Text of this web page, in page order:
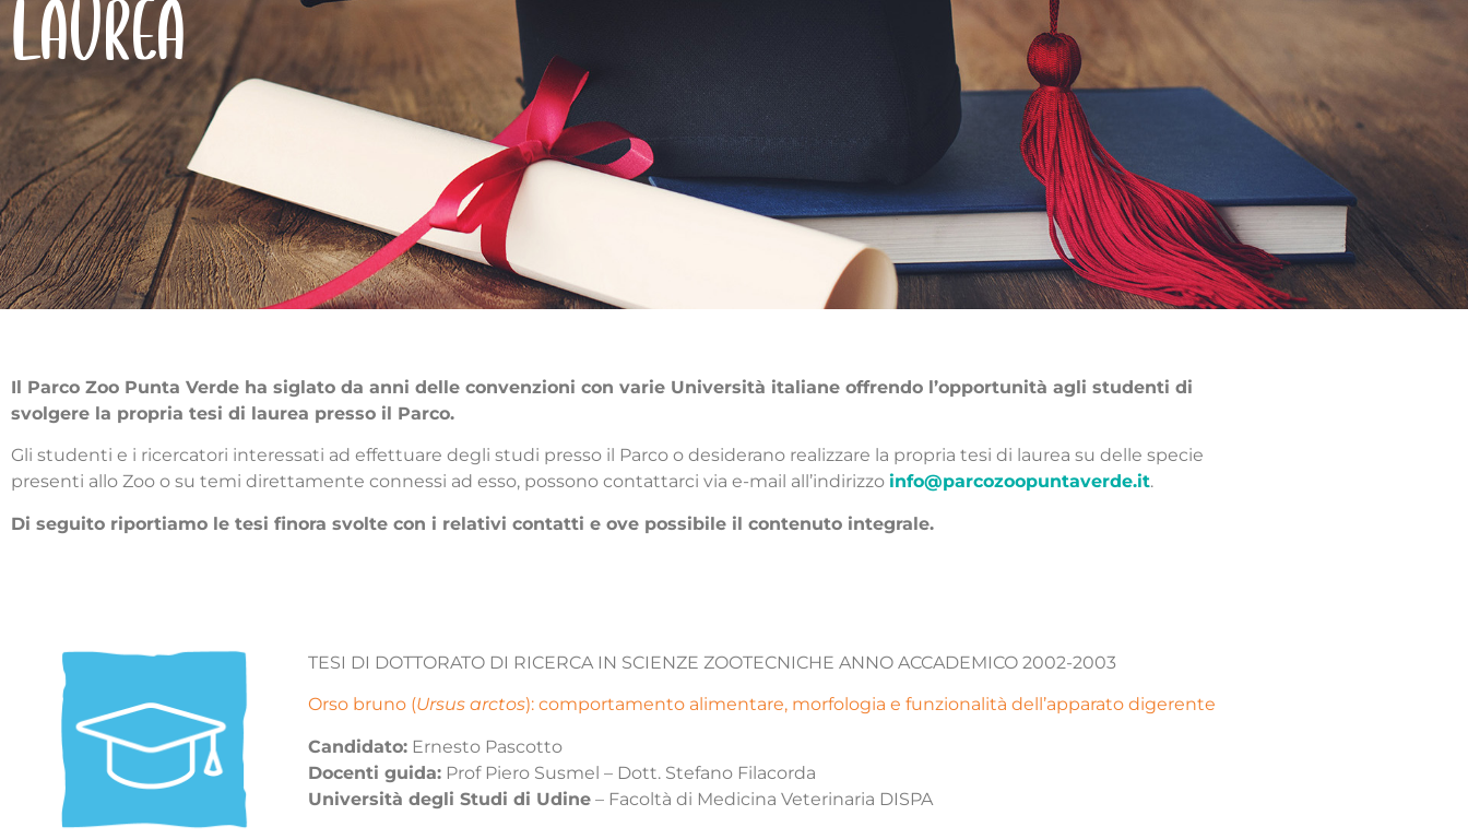
LAUREA
Il Parco Zoo Punta Verde ha siglato da anni delle convenzioni con varie Università italiane offrendo l’opportunità agli studenti di
svolgere la propria tesi di laurea presso il Parco.
Gli studenti e i ricercatori interessati ad effettuare degli studi presso il Parco o desiderano realizzare la propria tesi di laurea su delle specie
presenti allo Zoo o su temi direttamente connessi ad esso, possono contattarci via e-mail all’indirizzo info@parcozoopuntaverde.it.
Di seguito riportiamo le tesi finora svolte con i relativi contatti e ove possibile il contenuto integrale.
TESI DI DOTTORATO DI RICERCA IN SCIENZE ZOOTECNICHE ANNO ACCADEMICO 2002-2003
Orso bruno (Ursus arctos): comportamento alimentare, morfologia e funzionalità dell’apparato digerente
Candidato:Ernesto Pascotto
Docenti guida:Prof Piero Susmel – Dott. Stefano Filacorda
Università degli Studi di Udine– Facoltà di Medicina Veterinaria DISPA